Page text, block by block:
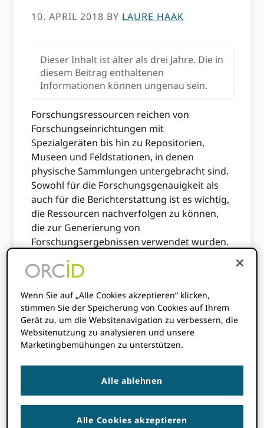
10. APRIL 2018 BY LAURE HAAK
Dieser Inhalt ist älter als drei Jahre. Die in
diesem Beitrag enthaltenen
Informationen können ungenau sein.
Forschungsressourcen reichen von
Forschungseinrichtungen mit
Spezialgeräten bis hin zu Repositorien,
Museen und Feldstationen, in denen
physische Sammlungen untergebracht sind.
Sowohl für die Forschungsgenauigkeit als
auch für die Berichterstattung ist es wichtig,
die Ressourcen nachverfolgen zu können,
die zur Generierung von
Forschungsergebnissen verwendet wurden.
Wir haben mit einer Community-Gruppe
zusammengearbeitet, um herauszufinden,
ob und wie Identifikatoren die Anerkennung
der Ressourcennutzung ermöglichen
können. Unser Bericht 2017dokumentiert
Ergebnisse und Empfehlungen für
Ressourcenhosts und Herausgeber
beschreibt konkrete Pilotprojekte.
Eine Reihe von Organisationen haben
seither Interesse an einer Teilnahme an
diesen Projekten bekundetberichten
Wenn Sie auf „Alle Cookies akzeptieren“ klicken,
stimmen Sie der Speicherung von Cookies auf Ihrem
Gerät zu, um die Websitenavigation zu verbessern, die
Websitenutzung zu analysieren und unsere
Marketingbemühungen zu unterstützen.
Alle ablehnen
Alle Cookies akzeptieren